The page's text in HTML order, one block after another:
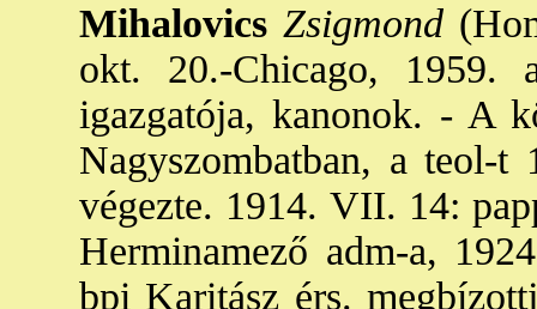
Mihalovics Zsigmond
okt. 20.-Chicago,
igazgatója, kanonok. - A
Nagyszombatban, a teol-t
végezte. 1914. VII. 14:
Herminamező adm-a,
bpi Karitász érs.